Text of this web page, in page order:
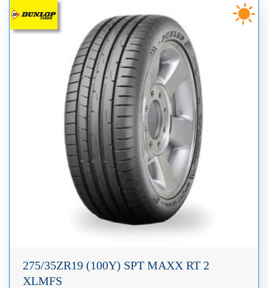
275/35ZR19 (100Y) SPT MAXX RT 2
XLMFS